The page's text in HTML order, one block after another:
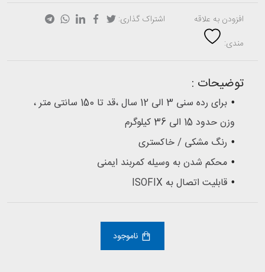
افزودن به علاقه
مندی:
اشتراک گذاری:
توضیحات :
برای رده سنی 3 الی 12 سال ،قد تا 150 سانتی متر ،
وزن حدود 15 الی 36 کیلوگرم
رنگ مشکی / خاکستری
محکم شدن به وسیله کمربند ایمنی
قابلیت اتصال به ISOFIX
ناموجود